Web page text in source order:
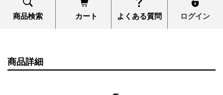
商品検索 カート よくある質問 ログイン
商品詳細